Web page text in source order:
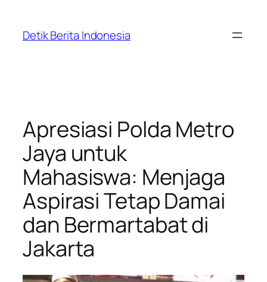
content
Detik Berita Indonesia
Apresiasi Polda Metro
Jaya untuk
Mahasiswa: Menjaga
Aspirasi Tetap Damai
dan Bermartabat di
Jakarta